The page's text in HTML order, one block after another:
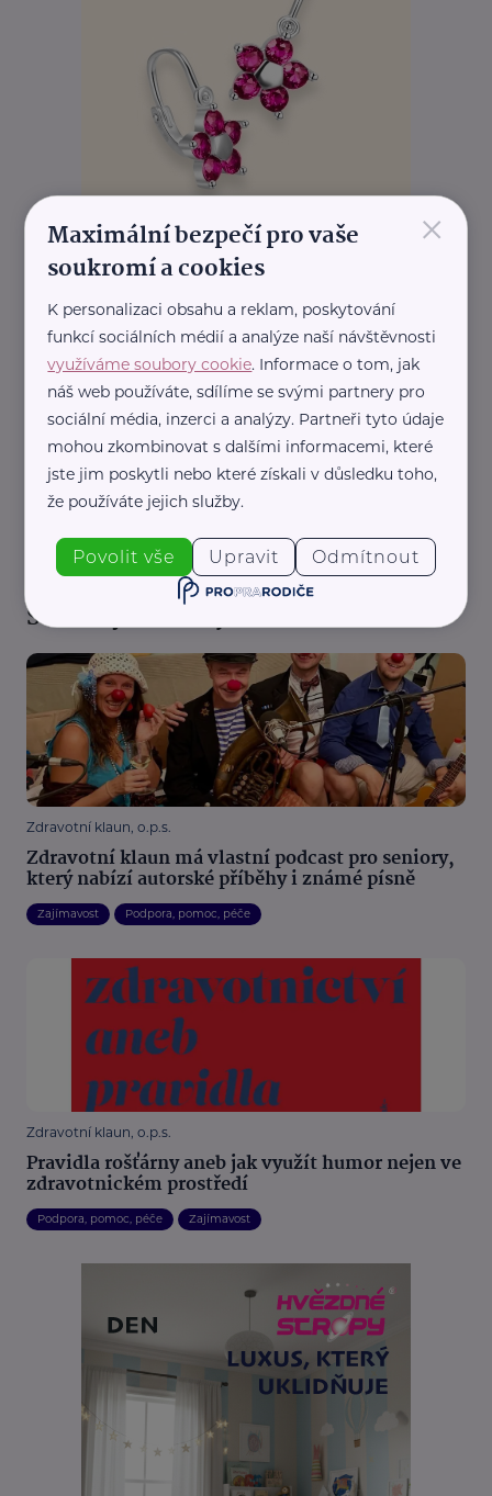
REKLAMA
Související články
Zdravotní klaun, o.p.s.
Zdravotní klaun má vlastní podcast pro seniory,
který nabízí autorské příběhy i známé písně
Zajímavost Podpora, pomoc, péče
Zdravotní klaun, o.p.s.
Pravidla rošťárny aneb jak využít humor nejen ve
zdravotnickém prostředí
Podpora, pomoc, péče Zajímavost
×
Maximální bezpečí pro vaše
soukromí a cookies
K personalizaci obsahu a reklam, poskytování
funkcí sociálních médií a analýze naší návštěvnosti
využíváme soubory cookie. Informace o tom, jak
náš web používáte, sdílíme se svými partnery pro
sociální média, inzerci a analýzy. Partneři tyto údaje
mohou zkombinovat s dalšími informacemi, které
jste jim poskytli nebo které získali v důsledku toho,
že používáte jejich služby.
Povolit vše Upravit Odmítnout